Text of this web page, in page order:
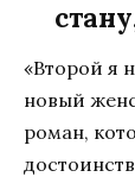
«Второй я
новый
роман,